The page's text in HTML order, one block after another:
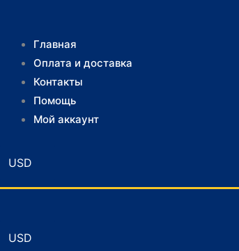
Главная
Оплата и доставка
Контакты
Помощь
Мой аккаунт